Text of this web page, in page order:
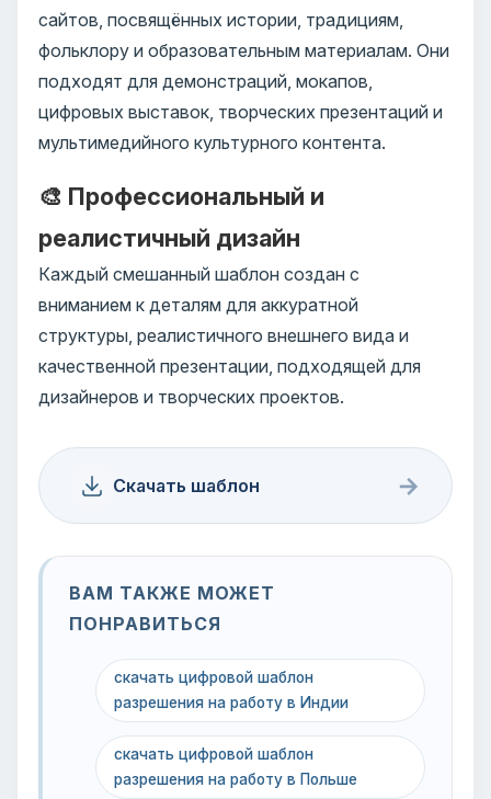
сайтов, посвящённых истории, традициям,
фольклору и образовательным материалам. Они
подходят для демонстраций, мокапов,
цифровых выставок, творческих презентаций и
мультимедийного культурного контента.
🎨 Профессиональный и
реалистичный дизайн
Каждый смешанный шаблон создан с
вниманием к деталям для аккуратной
структуры, реалистичного внешнего вида и
качественной презентации, подходящей для
дизайнеров и творческих проектов.
Скачать шаблон →
ВАМ ТАКЖЕ МОЖЕТ
ПОНРАВИТЬСЯ
скачать цифровой шаблон
разрешения на работу в Индии
скачать цифровой шаблон
разрешения на работу в Польше